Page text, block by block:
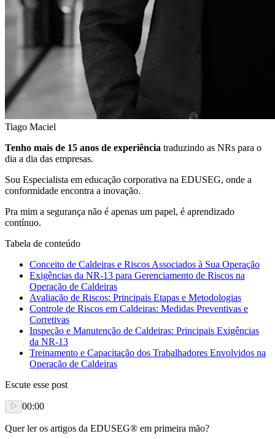
Tiago Maciel
Tenho mais de 15 anos de experiência traduzindo as NRs para o
dia a dia das empresas.
Sou Especialista em educação corporativa na EDUSEG, onde a
conformidade encontra a inovação.
Pra mim a segurança não é apenas um papel, é aprendizado
contínuo.
Tabela de conteúdo
Conceito de Caldeiras e Riscos Associados à Sua Operação
Exigências da NR-13 para Gerenciamento de Riscos na
Operação de Caldeiras
Avaliação de Riscos: Principais Etapas e Metodologias
Controle de Riscos em Caldeiras: Medidas Preventivas e
Corretivas
Inspeção e Manutenção de Caldeiras: Principais Exigências
da NR-13
Treinamento e Capacitação dos Trabalhadores Envolvidos na
Operação de Caldeiras
Escute esse post
00:00
Quer ler os artigos da EDUSEG® em primeira mão?